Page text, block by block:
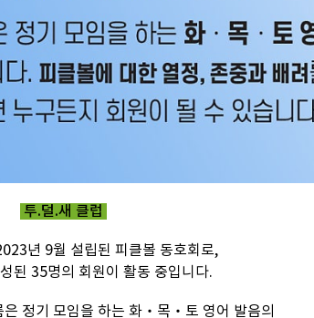
투.덜.새 클럽
년 9월 설립된 피클볼 동호회로,
된 35명의 회원이 활동 중입니다.
은 정기 모임을 하는 화‧목‧토 영어 발음의